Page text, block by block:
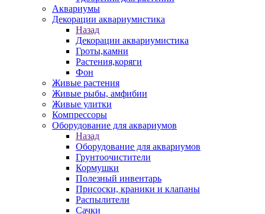
Аквариумы
Декорации аквариумистика
Назад
Декорации аквариумистика
Гроты,камни
Растения,коряги
Фон
Живые растения
Живые рыбы, амфибии
Живые улитки
Компрессоры
Оборудование для аквариумов
Назад
Оборудование для аквариумов
Грунтоочистители
Кормушки
Полезный инвентарь
Присоски, краники и клапаны
Распылители
Сачки